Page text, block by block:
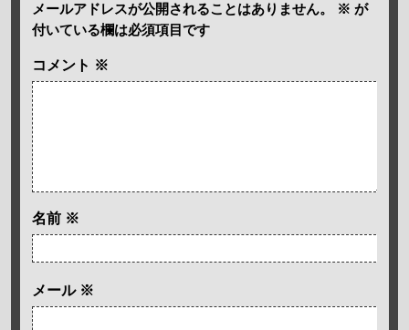
メールアドレスが公開されることはありません。 ※ が
付いている欄は必須項目です
コメント ※
名前 ※
メール ※